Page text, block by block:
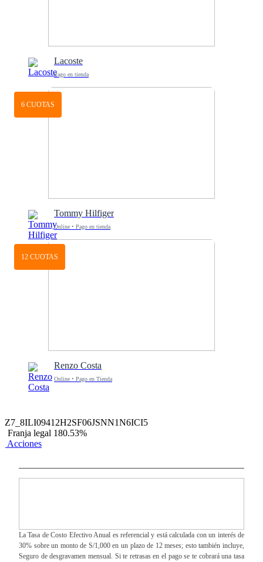
Lacoste
Pago en tienda
6 CUOTAS
Tommy Hilfiger
Online • Pago en tienda
12 CUOTAS
Renzo Costa
Online • Pago en Tienda
Z7_8ILI09412H2SF06JSNN1N6ICI5
Franja legal 180.53%
Acciones
La Tasa de Costo Efectivo Anual es referencial y está calculada con un interés de
30% sobre un monto de S/1,000 en un plazo de 12 meses; esto también incluye,
Seguro de desgravamen mensual. Si te retrasas en el pago se te cobrará una tasa